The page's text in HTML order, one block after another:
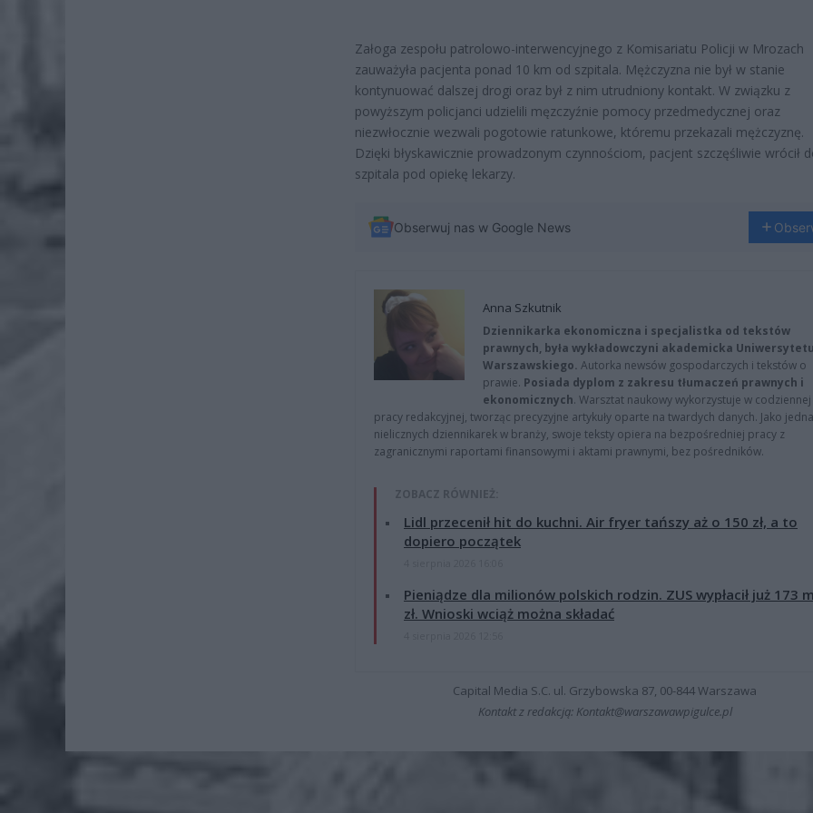
Załoga zespołu patrolowo-interwencyjnego z Komisariatu Policji w Mrozach
zauważyła pacjenta ponad 10 km od szpitala. Mężczyzna nie był w stanie
kontynuować dalszej drogi oraz był z nim utrudniony kontakt. W związku z
powyższym policjanci udzielili męzczyźnie pomocy przedmedycznej oraz
niezwłocznie wezwali pogotowie ratunkowe, któremu przekazali mężczyznę.
Dzięki błyskawicznie prowadzonym czynnościom, pacjent szczęśliwie wrócił
szpitala pod opiekę lekarzy.
Obserwuj nas w Google News
Anna Szkutnik
Dziennikarka ekonomiczna i specjalistka od tekstów
prawnych, była wykładowczyni akademicka
Warszawskiego. Autorka newsów gospodarczych i tekstów o
prawie. Posiada dyplom z zakresu tłumaczeń prawnych i
ekonomicznych. Warsztat naukowy wykorzystuje w codziennej
pracy redakcyjnej, tworząc precyzyjne artykuły oparte na twardych danych. Jako
nielicznych dziennikarek w branży, swoje teksty opiera na bezpośredniej pracy z
zagranicznymi raportami finansowymi i aktami prawnymi, bez pośredników.
ZOBACZ RÓWNIEŻ:
Lidl przecenił hit do kuchni. Air fryer tańszy aż o 150 zł, a to
dopiero początek
Pieniądze dla milionów polskich rodzin. ZUS wypłacił już 173
zł. Wnioski wciąż można składać
Capital Media S.C. ul. Grzybowska 87, 00-844 Warszawa
Kontakt z redakcją: Kontakt@warszawawpigulce.pl